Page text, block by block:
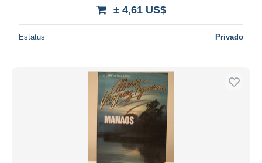
± 4,61 US$
Estatus Privado